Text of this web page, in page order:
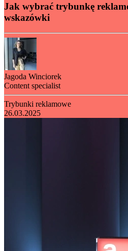
Jak wybrać trybunkę
wskazówki
Jagoda Winciorek
Content specialist
Trybunki reklamowe
26.03.2025